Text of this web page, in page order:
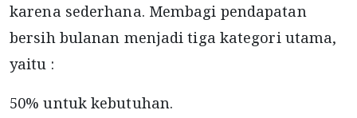
karena sederhana. Membagi pendapatan
bersih bulanan menjadi tiga kategori utama,
yaitu :
50% untuk kebutuhan.